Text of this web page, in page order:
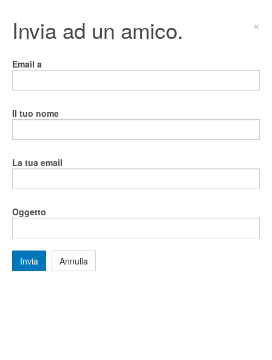
Invia ad un amico. ×
Email a
Il tuo nome
La tua email
Oggetto
Invia Annulla